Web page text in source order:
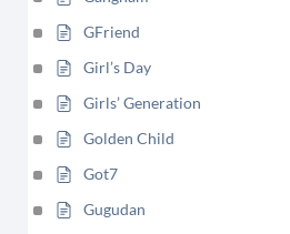
GFriend
Girl’s Day
Girls’ Generation
Golden Child
Got7
Gugudan